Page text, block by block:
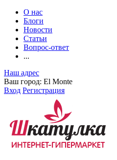
О нас
Блоги
Новости
Статьи
Вопрос-ответ
...
Наш адрес
Ваш город: El Monte
Вход Регистрация